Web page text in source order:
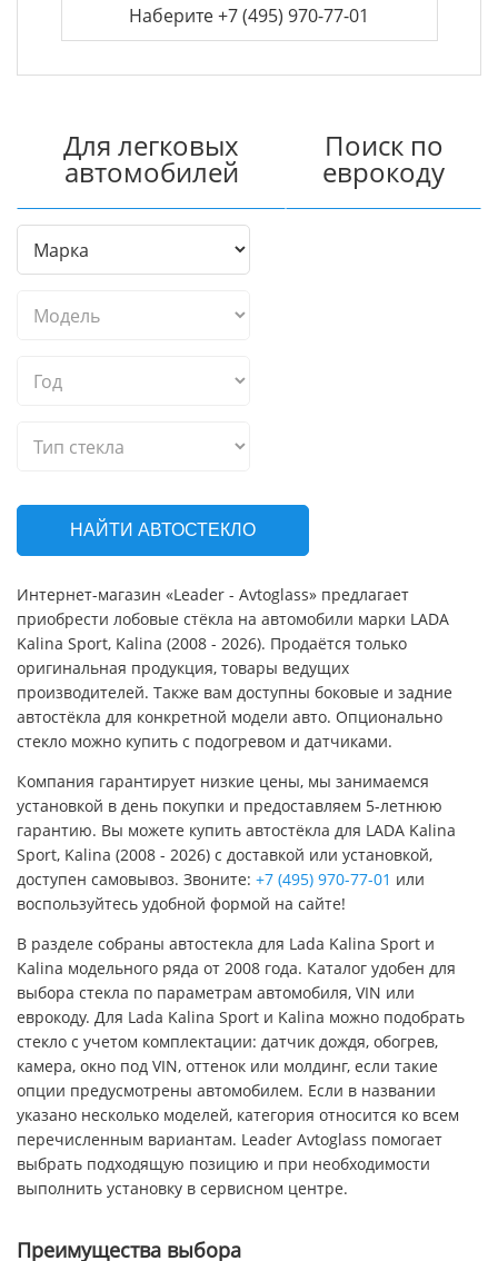
Наберите +7 (495) 970-77-01
Для легковых
автомобилей
Поиск по
еврокоду
НАЙТИ АВТОСТЕКЛО
Интернет-магазин «Leader - Avtoglass» предлагает
приобрести лобовые стёкла на автомобили марки LADA
Kalina Sport, Kalina (2008 - 2026). Продаётся только
оригинальная продукция, товары ведущих
производителей. Также вам доступны боковые и задние
автостёкла для конкретной модели авто. Опционально
стекло можно купить с подогревом и датчиками.
Компания гарантирует низкие цены, мы занимаемся
установкой в день покупки и предоставляем 5-летнюю
гарантию. Вы можете купить автостёкла для LADA Kalina
Sport, Kalina (2008 - 2026) с доставкой или установкой,
доступен самовывоз. Звоните: +7 (495) 970-77-01 или
воспользуйтесь удобной формой на сайте!
В разделе собраны автостекла для Lada Kalina Sport и
Kalina модельного ряда от 2008 года. Каталог удобен для
выбора стекла по параметрам автомобиля, VIN или
еврокоду. Для Lada Kalina Sport и Kalina можно подобрать
стекло с учетом комплектации: датчик дождя, обогрев,
камера, окно под VIN, оттенок или молдинг, если такие
опции предусмотрены автомобилем. Если в названии
указано несколько моделей, категория относится ко всем
перечисленным вариантам. Leader Avtoglass помогает
выбрать подходящую позицию и при необходимости
выполнить установку в сервисном центре.
Преимущества выбора